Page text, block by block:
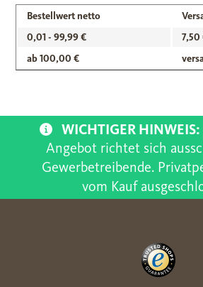
Bestellwert netto
0,01 - 99,99 €
7,50
ab 100,00 €
WICHTIGER HINWEIS:
Angebot richtet sich
Gewerbetreibende.
vom Kauf